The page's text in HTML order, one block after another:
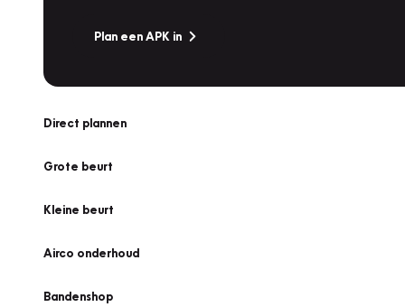
Plan een APK in
Direct plannen
Grote beurt
Kleine beurt
Airco onderhoud
Bandenshop